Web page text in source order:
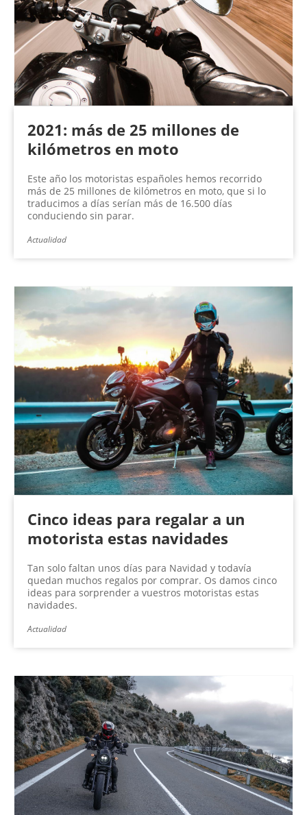
2021: más de 25 millones de
kilómetros en moto
Este año los motoristas españoles hemos recorrido
más de 25 millones de kilómetros en moto, que si lo
traducimos a días serían más de 16.500 días
conduciendo sin parar.
Actualidad
Cinco ideas para regalar a un
motorista estas navidades
Tan solo faltan unos días para Navidad y todavía
quedan muchos regalos por comprar. Os damos cinco
ideas para sorprender a vuestros motoristas estas
navidades.
Actualidad